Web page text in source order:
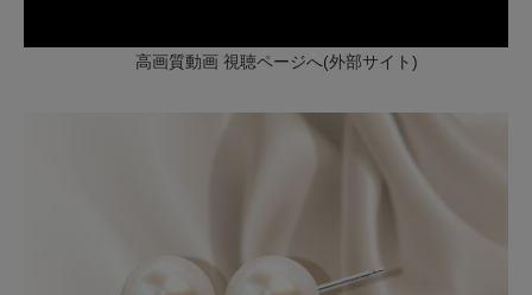
高画質動画 視聴ページへ(外部サイト)